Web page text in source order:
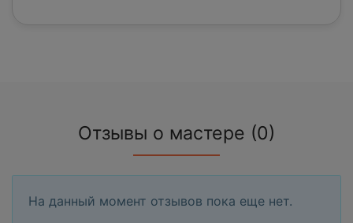
Отзывы о мастере (0)
На данный момент отзывов пока еще нет.